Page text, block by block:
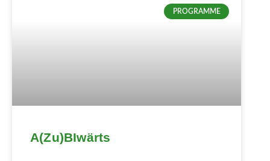
PROGRAMME
A(Zu)BIwärts